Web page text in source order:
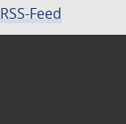
RSS-Feed